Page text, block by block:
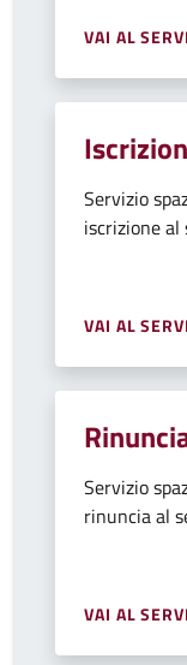
VAI AL
Servizio
iscrizione al
VAI AL
Servizio
rinuncia al
VAI AL